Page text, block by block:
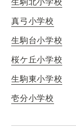
真弓小学校
生駒台小学校
桜ケ丘小学校
生駒東小学校
壱分小学校